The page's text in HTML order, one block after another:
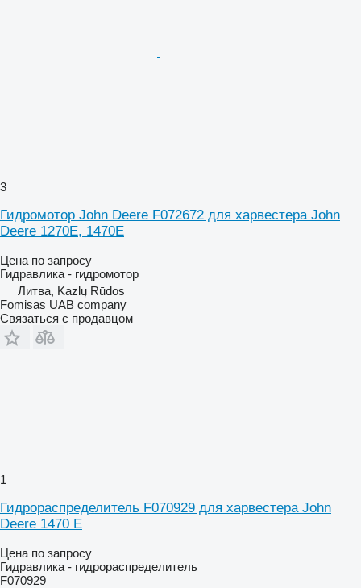
3
Гидромотор John Deere F072672 для харвестера John
Deere 1270E, 1470E
Цена по запросу
Гидравлика - гидромотор
Литва, Kazlų Rūdos
Fomisas UAB company
Связаться с продавцом
1
Гидрораспределитель F070929 для харвестера John
Deere 1470 E
Цена по запросу
Гидравлика - гидрораспределитель
F070929